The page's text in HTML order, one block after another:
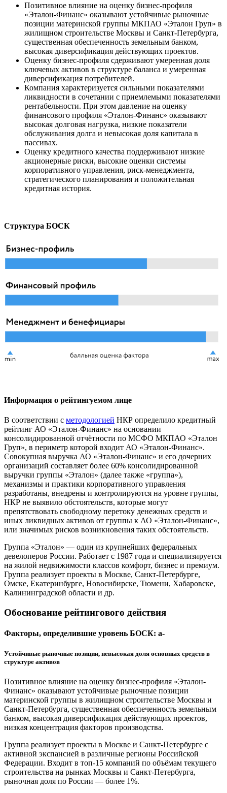
Позитивное влияние на оценку бизнес-профиля
«Эталон-Финанс» оказывают устойчивые рыночные
позиции материнской группы МКПАО «Эталон Груп» в
жилищном строительстве Москвы и Санкт-Петербурга,
существенная обеспеченность земельным банком,
высокая диверсификация действующих проектов.
Оценку бизнес-профиля сдерживают умеренная доля
ключевых активов в структуре баланса и умеренная
диверсификация потребителей.
Компания характеризуется сильными показателями
ликвидности в сочетании с приемлемыми показателями
рентабельности. При этом давление на оценку
финансового профиля «Эталон-Финанс» оказывают
высокая долговая нагрузка, низкие показатели
обслуживания долга и невысокая доля капитала в
пассивах.
Оценку кредитного качества поддерживают низкие
акционерные риски, высокие оценки системы
корпоративного управления, риск-менеджмента,
стратегического планирования и положительная
кредитная история.
Структура БОСК
Информация о рейтингуемом лице
В соответствии с методологией НКР определило кредитный
рейтинг АО «Эталон‑Финанс» на основании
консолидированной отчётности по МСФО МКПАО «Эталон
Груп», в периметр которой входит АО «Эталон-Финанс».
Совокупная выручка АО «Эталон‑Финанс» и его дочерних
организаций составляет более 60% консолидированной
выручки группы «Эталон» (далее также «группа»),
механизмы и практики корпоративного управления
разработаны, внедрены и контролируются на уровне группы,
НКР не выявило обстоятельств, которые могут
препятствовать свободному перетоку денежных средств и
иных ликвидных активов от группы к АО «Эталон‑Финанс»,
или значимых рисков возникновения таких обстоятельств.
Группа «Эталон» — один из крупнейших федеральных
девелоперов России. Работает с 1987 года и специализируется
на жилой недвижимости классов комфорт, бизнес и премиум.
Группа реализует проекты в Москве, Санкт-Петербурге,
Омске, Екатеринбурге, Новосибирске, Тюмени, Хабаровске,
Калининградской области и др.
Обоснование рейтингового действия
Факторы, определившие уровень БОСК: a-
Устойчивые рыночные позиции, невысокая доля основных средств в
структуре активов
Позитивное влияние на оценку бизнес-профиля «Эталон-
Финанс» оказывают устойчивые рыночные позиции
материнской группы в жилищном строительстве Москвы и
Санкт-Петербурга, существенная обеспеченность земельным
банком, высокая диверсификация действующих проектов,
низкая концентрация факторов производства.
Группа реализует проекты в Москве и Санкт‑Петербурге с
активной экспансией в различные регионы Российской
Федерации. Входит в топ-15 компаний по объёмам текущего
строительства на рынках Москвы и Санкт-Петербурга,
рыночная доля по России — более 1%.